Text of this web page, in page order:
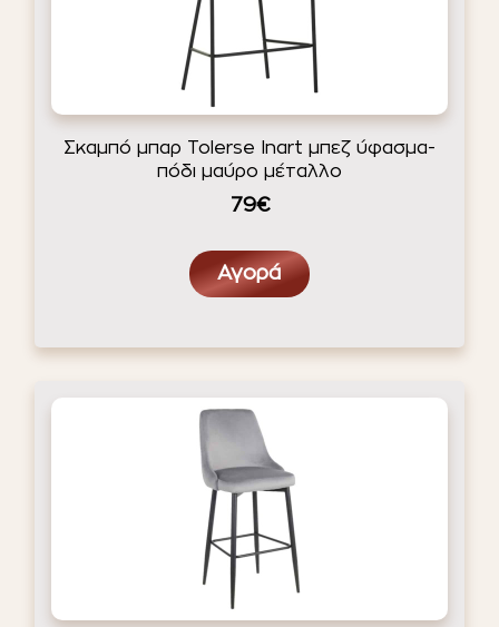
Σκαμπό μπαρ Tolerse Inart μπεζ ύφασμα-
πόδι μαύρο μέταλλο
79€
Αγορά